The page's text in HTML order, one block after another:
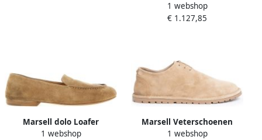
Boot
1 webshop
€ 1.127,85
Marsell dolo Loafer
1 webshop
Marsell Veterschoenen
1 webshop